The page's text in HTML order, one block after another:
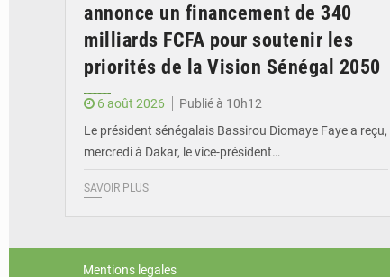
annonce un financement de 340
milliards FCFA pour soutenir les
priorités de la Vision Sénégal 2050
6 août 2026
Publié à 10h12
Le président sénégalais Bassirou Diomaye Faye a reçu,
mercredi à Dakar, le vice-président…
SAVOIR PLUS
Mentions legales